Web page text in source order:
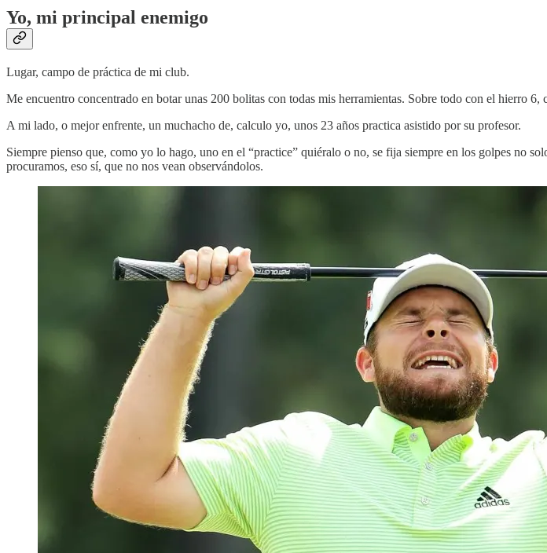
Yo, mi principal enemigo
Lugar, campo de práctica de mi club.
Me encuentro concentrado en botar unas 200 bolitas con todas mis herramientas. Sobre todo con el hierro
A mi lado, o mejor enfrente, un muchacho de, calculo yo, unos 23 años practica asistido por su profesor.
Siempre pienso que, como yo lo hago, uno en el “practice” quiéralo o no, se fija siempre en los golpes no
procuramos, eso sí, que no nos vean observándolos.